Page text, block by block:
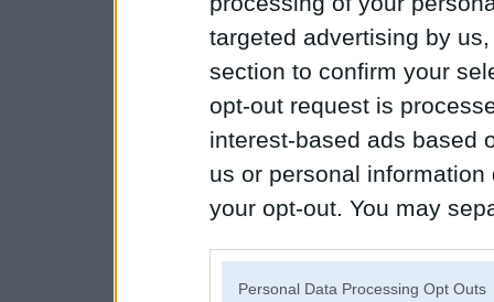
targeted advertising by
section to confirm your
opt-out request is
interest-based ads based
us or personal
your opt-out. You may
Personal Data Processing Opt Outs